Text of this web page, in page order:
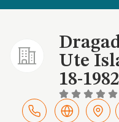
Ute
18-1982